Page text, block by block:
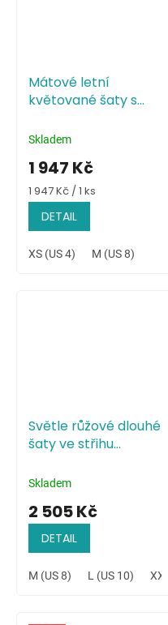
Mátové letní
květované šaty s
Skladem
1 947 Kč
Měrná
cena:
1 947 Kč / 1 ks
DETAIL
XS (US 4) M (US 8)
Světle růžové dlouhé
šaty ve střihu
Skladem
2 505 Kč
DETAIL
M (US 8) L (US 10)